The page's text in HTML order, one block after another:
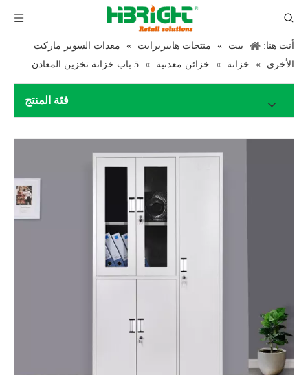
أنت هنا: بيت » منتجات هايبربرايت »
معدات السوبر ماركت
الأخرى
» خزانة » خزائن معدنية » 5 باب خزانة تخزين المعادن
فئة المنتج